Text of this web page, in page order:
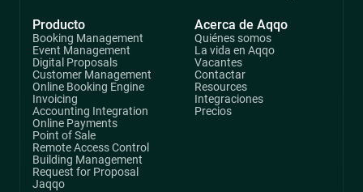
Producto
Booking Management
Event Management
Digital Proposals
Customer Management
Online Booking Engine
Invoicing
Accounting Integration
Online Payments
Point of Sale
Remote Access Control
Building Management
Request for Proposal
Jaqqo
Acerca de Aqqo
Quiénes somos
La vida en Aqqo
Vacantes
Contactar
Resources
Integraciones
Precios